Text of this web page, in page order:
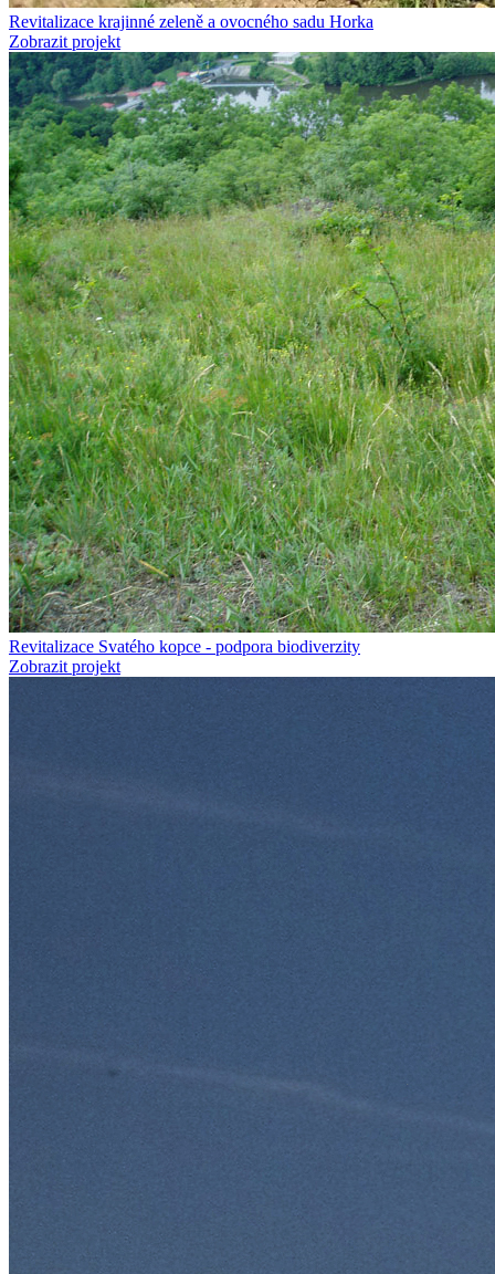
Revitalizace krajinné zeleně a ovocného sadu Horka
Zobrazit projekt
Revitalizace Svatého kopce - podpora biodiverzity
Zobrazit projekt